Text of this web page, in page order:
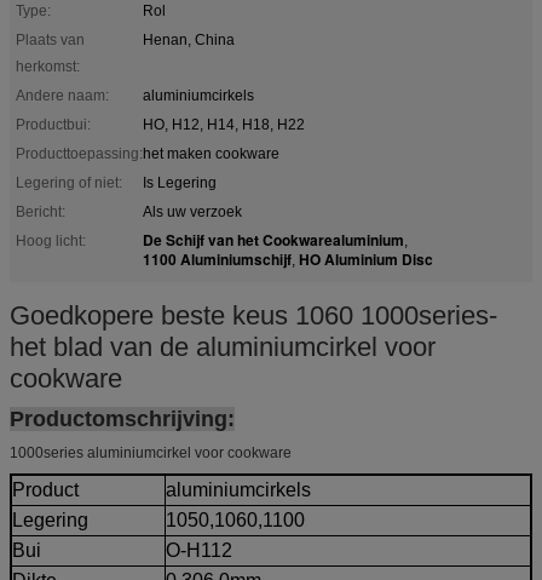
Type:
Rol
Plaats van
herkomst:
Henan, China
Andere naam:
aluminiumcirkels
Productbui:
HO, H12, H14, H18, H22
Producttoepassing:het maken cookware
Legering of niet:
Is Legering
Bericht:
Als uw verzoek
Hoog licht:
De Schijf van het Cookwarealuminium,
1100 Aluminiumschijf, HO Aluminium Disc
Goedkopere beste keus 1060 1000series-
het blad van de aluminiumcirkel voor
cookware
Productomschrijving:
1000series aluminiumcirkel voor cookware
Product
aluminiumcirkels
Legering
1050,1060,1100
Bui
O-H112